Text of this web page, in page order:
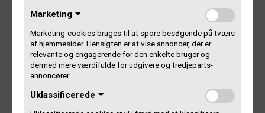
Marketing
Marketing-cookies bruges til at spore besøgende på tværs
af hjemmesider. Hensigten er at vise annoncer, der er
relevante og engagerende for den enkelte bruger og
dermed mere værdifulde for udgivere og tredjeparts-
annoncører.
Uklassificerede
Man behøver nemlig ikke have et momsregistreret
pladeselskab for at få betaling fra Gramex for sine
producentrettigheder. Udgiver man selv musik, vil man have
to medlemskaber af Gramex, to Gramex-numre og
modtage to udbetalinger fra Gramex.
I gruppen af personligt ejede pladeselskaber meldt ind i